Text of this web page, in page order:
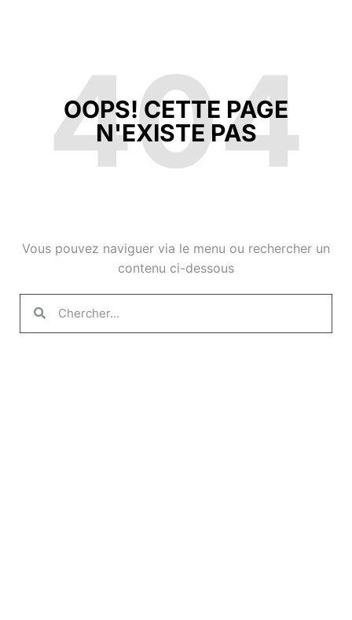
404
OOPS! CETTE PAGE
N'EXISTE PAS
Vous pouvez naviguer via le menu ou rechercher un
contenu ci-dessous